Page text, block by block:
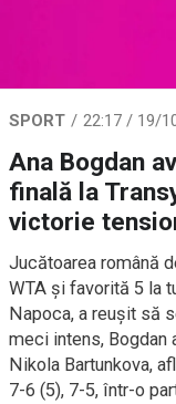
SPORT 22:17 / 19/
Ana Bogdan
finală la
victorie
Jucătoarea română
WTA și favorită 5 la
Napoca, a reușit să
meci intens, Bogdan
Nikola Bartunkova,
7-6 (5), 7-5, într-o